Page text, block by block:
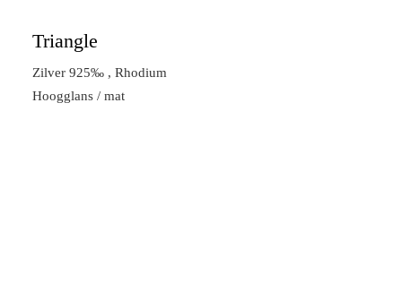
Triangle
Zilver 925‰ , Rhodium
Hoogglans / mat